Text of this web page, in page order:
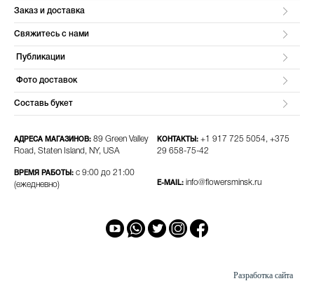
Заказ и доставка
Свяжитесь с нами
Публикации
Фото доставок
Составь букет
АДРЕСА МАГАЗИНОВ: 89 Green Valley
Road, Staten Island, NY, USA
ВРЕМЯ РАБОТЫ: с 9:00 до 21:00
(ежедневно)
КОНТАКТЫ: +1 917 725 5054, +375
29 658-75-42​
E-MAIL: info@flowersminsk.ru
Разработка сайта